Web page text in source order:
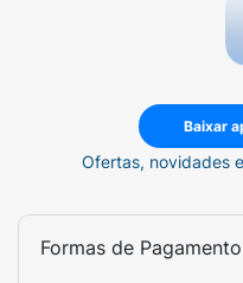
Precauções: uso
inflamável. Não
somente em adultos.
ao abrigo de
irritada ou lesionada.
Baixar
Ofertas, novidades
Formas de Pagamento